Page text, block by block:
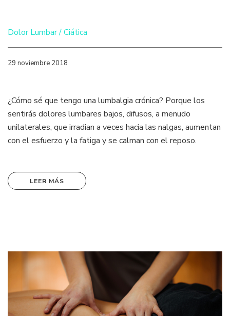
Dolor Lumbar / Ciática
29 noviembre 2018
¿Cómo sé que tengo una lumbalgia crónica? Porque los
sentirás dolores lumbares bajos, difusos, a menudo
unilaterales, que irradian a veces hacia las nalgas, aumentan
con el esfuerzo y la fatiga y se calman con el reposo.
LEER MÁS